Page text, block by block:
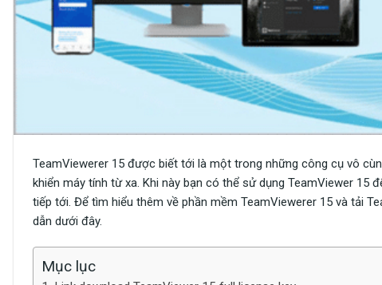
TeamViewerer 15 được biết tới là một trong những công cụ vô
khiển máy tính từ xa. Khi này bạn có thể sử dụng TeamViewer
tiếp tới. Để tìm hiểu thêm về phần mềm TeamViewerer 15 và tải
dẫn dưới đây.
Mục lục